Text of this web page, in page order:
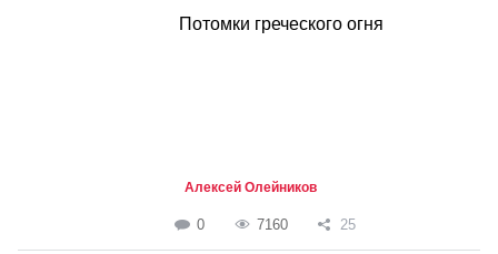
Потомки греческого огня
Алексей Олейников
0 7160 25